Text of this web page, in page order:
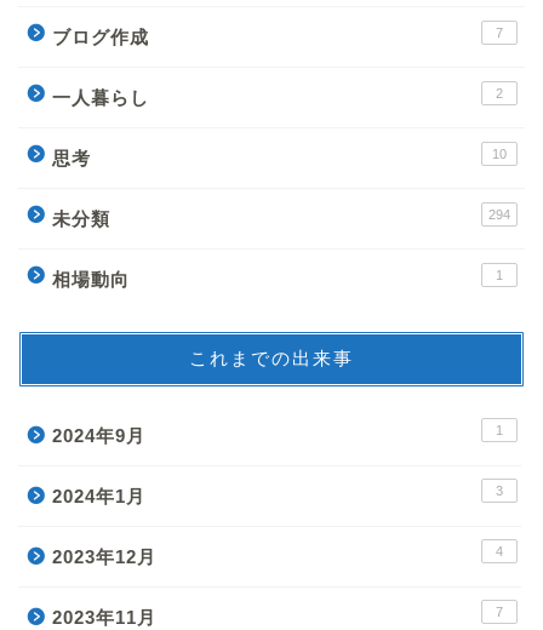
ブログ作成 7
一人暮らし 2
思考 10
未分類 294
相場動向 1
これまでの出来事
2024年9月 1
2024年1月 3
2023年12月 4
2023年11月 7